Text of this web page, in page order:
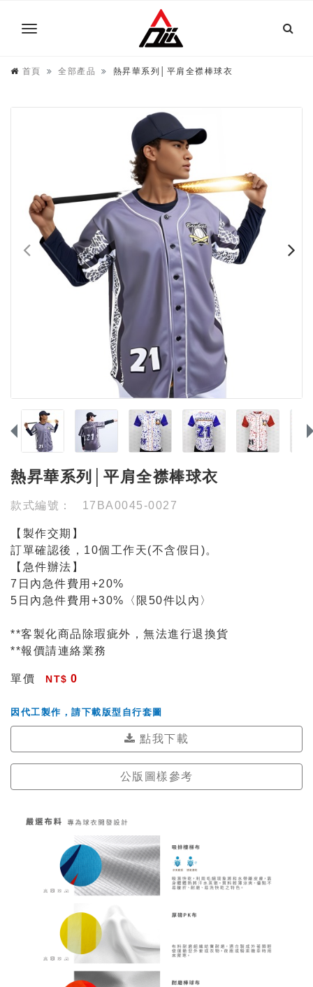
首頁 全部產品 熱昇華系列│平肩全襟棒球衣
熱昇華系列│平肩全襟棒球衣
款式編號： 17BA0045-0027
【製作交期】
訂單確認後，10個工作天(不含假日)。
【急件辦法】
7日內急件費用+20%
5日內急件費用+30%〈限50件以內〉
**客製化商品除瑕疵外，無法進行退換貨
**報價請連絡業務
單價 0
因代工製作，請下載版型自行套圖
點我下載
公版圖樣參考
公版圖樣參考